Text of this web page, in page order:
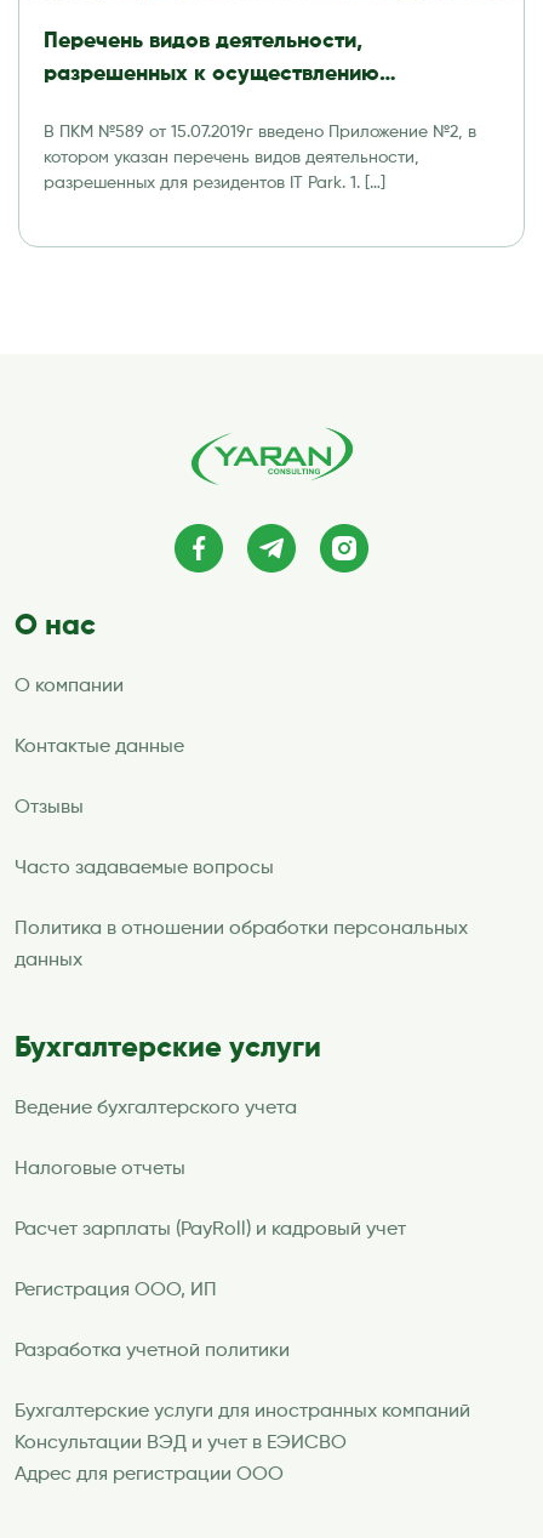
Перечень видов деятельности,
разрешенных к осуществлению
программных продуктов и
информационных технологий (IT Park)
В ПКМ №589 от 15.07.2019г введено Приложение №2, в
котором указан перечень видов деятельности,
разрешенных для резидентов IT Park. 1. […]
О нас
О компании
Контактые данные
Отзывы
Часто задаваемые вопросы
Политика в отношении обработки персональных
данных
Бухгалтерские услуги
Ведение бухгалтерского учета
Налоговые отчеты
Расчет зарплаты (PayRoll) и кадровый учет
Регистрация ООО, ИП
Разработка учетной политики
Бухгалтерские услуги для иностранных компаний
Консультации ВЭД и учет в ЕЭИСВО
Адрес для регистрации ООО